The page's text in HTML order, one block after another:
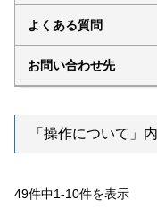
よくある質問
お問い合わせ先
「操作について」
49件中1-10件を表示